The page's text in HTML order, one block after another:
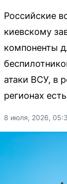
Российские
киевскому
компоненты
атаки ВСУ, в
регионах
8 июля, 2026,